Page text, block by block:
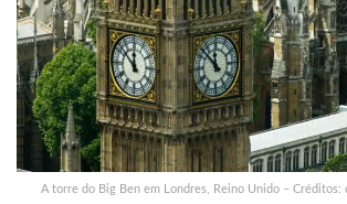
A torre do Big Ben em Londres, Reino Unido – Créditos: